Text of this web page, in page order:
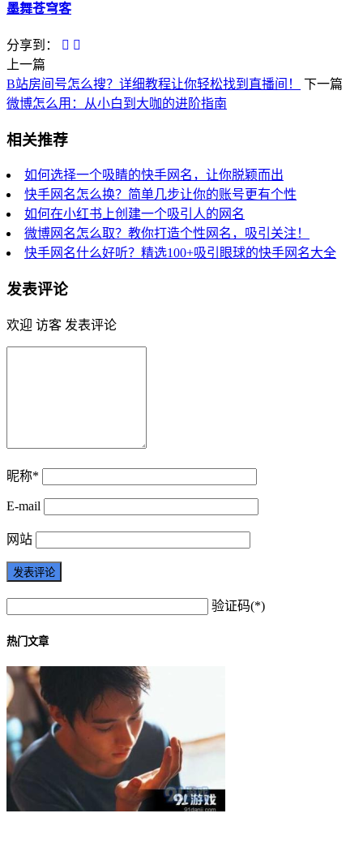
墨舞苍穹客
分享到：
上一篇
B站房间号怎么搜？详细教程让你轻松找到直播间！
下一篇
微博怎么用：从小白到大咖的进阶指南
相关推荐
如何选择一个吸睛的快手网名，让你脱颖而出
快手网名怎么换？简单几步让你的账号更有个性
如何在小红书上创建一个吸引人的网名
微博网名怎么取？教你打造个性网名，吸引关注！
快手网名什么好听？精选100+吸引眼球的快手网名大全
发表评论
欢迎 访客 发表评论
昵称*
E-mail
网站
验证码(*)
热门文章